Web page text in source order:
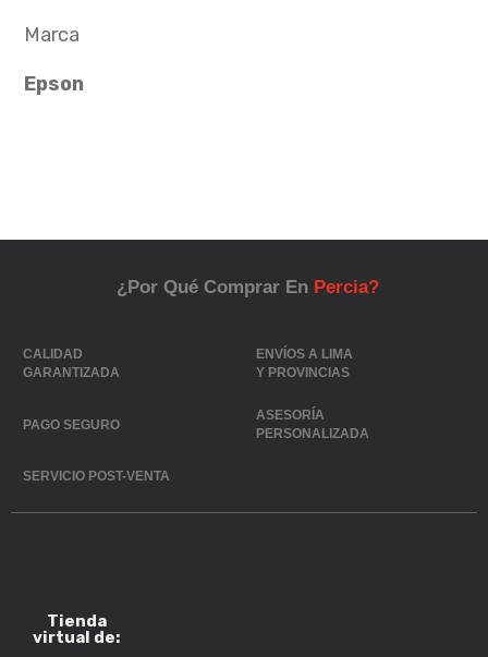
Marca
Epson
¿Por Qué Comprar En Percia?
CALIDAD
GARANTIZADA
ENVÍOS A LIMA
Y PROVINCIAS
PAGO SEGURO
ASESORÍA
PERSONALIZADA
SERVICIO POST-VENTA
Tienda
virtual de: